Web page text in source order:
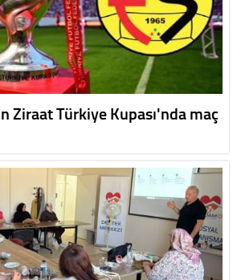
Ziraat Türkiye Kupası'nda maç